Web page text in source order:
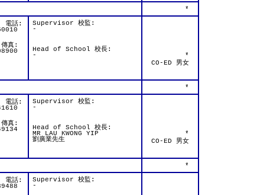
*
話:
真:
Supervisor 校監:
-
Head of School 校長:
-
*
CO-ED 男女
*
話:
真:
Supervisor 校監:
-
Head of School 校長:
MR LAU KWONG YIP
劉廣業先生
*
CO-ED 男女
*
話:
Supervisor 校監:
-